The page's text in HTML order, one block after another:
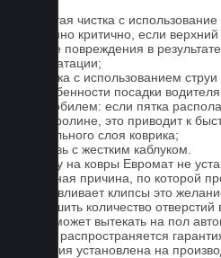
1. Частая чистка с
особенно критично, если
мелкие повреждения в
эксплуатации;
2. Мойка с использованием
3. Особенности посадки
автомобилем: если пятка
на ковролине, это приводит к
текстильного слоя коврика;
4. Обувь с жестким каблуком.
Почему на ковры Евромат не
Основная причина, по которой
устанавливает клипсы это
уменьшить количество
влага может вытекать на пол
На что распространяется
Гарантия установлена на